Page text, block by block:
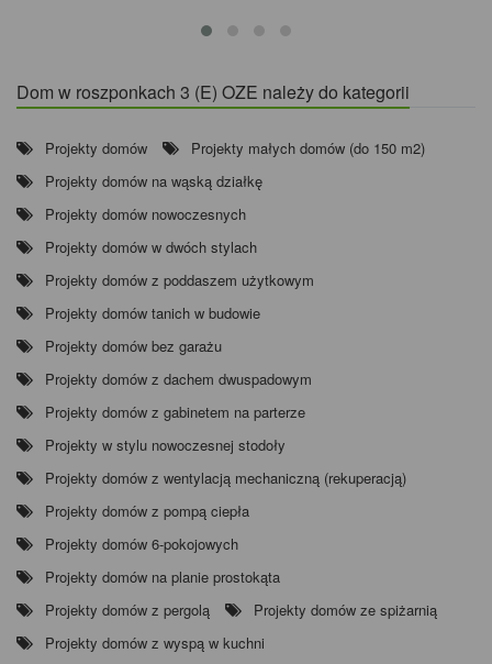
Dom w roszponkach 3 (E) OZE należy do kategorii
Projekty domów
Projekty małych domów (do 150 m2)
Projekty domów na wąską działkę
Projekty domów nowoczesnych
Projekty domów w dwóch stylach
Projekty domów z poddaszem użytkowym
Projekty domów tanich w budowie
Projekty domów bez garażu
Projekty domów z dachem dwuspadowym
Projekty domów z gabinetem na parterze
Projekty w stylu nowoczesnej stodoły
Projekty domów z wentylacją mechaniczną (rekuperacją)
Projekty domów z pompą ciepła
Projekty domów 6-pokojowych
Projekty domów na planie prostokąta
Projekty domów z pergolą
Projekty domów ze spiżarnią
Projekty domów z wyspą w kuchni